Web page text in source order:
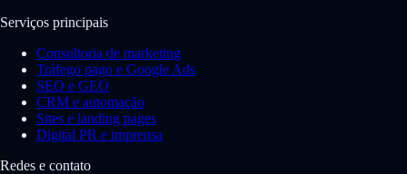
Serviços principais
Consultoria de marketing
Tráfego pago e Google Ads
SEO e GEO
CRM e automação
Sites e landing pages
Digital PR e imprensa
Redes e contato